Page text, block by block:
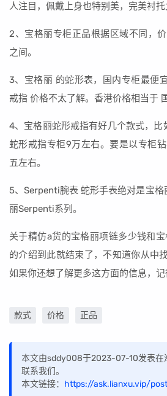
人注目，佩戴上身也特别美，完美衬托
2、宝格丽专柜正品根据区域不同，
之间。
3、宝格丽 的蛇形表，国内专柜最便
戒指 价格不太了解。香港价格相当于
4、宝格丽蛇形戒指有好几个款式，比
蛇形戒指专柜9万左右。要是以专柜
五左右。
5、Serpenti腕表 蛇形手表绝对是宝格
丽Serpenti系列。
关于精仿a货的宝格丽项链多少钱和
的介绍到此就结束了，不知道你从中
如果你还想了解更多这方面的信息，记
款式 价格 正品
本文由sddy008于2023-07-10发表在
联系我们。
本文链接： https://ask.lianxu.vip/